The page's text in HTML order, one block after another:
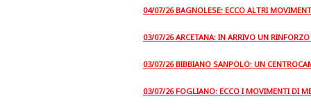
04/07/26 BAGNOLESE: ECCO ALTRI
03/07/26 ARCETANA: IN ARRIVO UN
03/07/26 BIBBIANO SANPOLO: UN
03/07/26 FOGLIANO: ECCO I MOVIMENTI DI